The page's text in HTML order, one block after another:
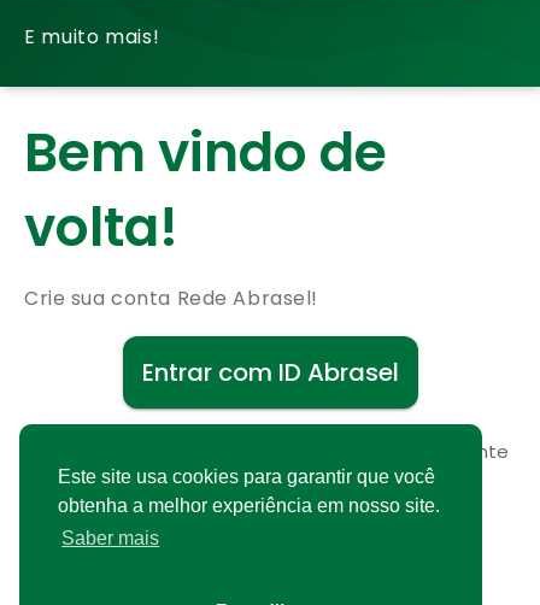
Este site usa cookies para garantir que você
obtenha a melhor experiência em nosso site.
Saber mais
E muito mais!
Bem vindo de
volta!
Crie sua conta Rede Abrasel!
Entrar com ID Abrasel
Cadastre-se gratuitamente